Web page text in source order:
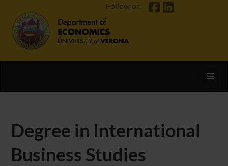
Follow on
Degree in International
Business Studies